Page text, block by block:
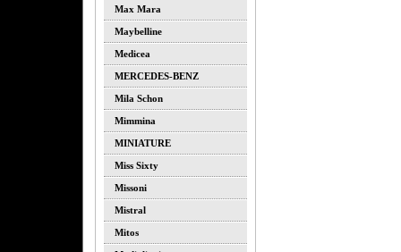
Max Mara
Maybelline
Medicea
MERCEDES-BENZ
Mila Schon
Mimmina
MINIATURE
Miss Sixty
Missoni
Mistral
Mitos